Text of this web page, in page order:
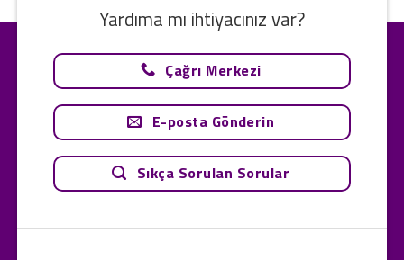
Yardıma mı ihtiyacınız var?
Çağrı Merkezi
E-posta Gönderin
Sıkça Sorulan Sorular